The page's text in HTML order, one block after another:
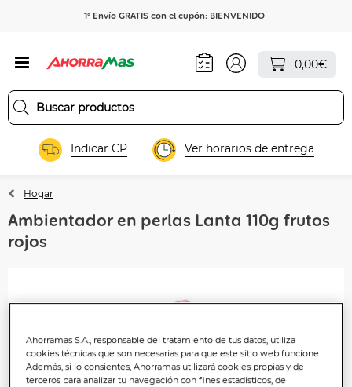
1º Envío GRATIS con el cupón: BIENVENIDO
0,00€
Indicar CP Ver horarios de entrega
Hogar
Ambientador en perlas Lanta 110g frutos
rojos
Ahorramas S.A., responsable del tratamiento de tus datos, utiliza
cookies técnicas que son necesarias para que este sitio web funcione.
Además, si lo consientes, Ahorramas utilizará cookies propias y de
terceros para analizar tu navegación con fines estadísticos, de